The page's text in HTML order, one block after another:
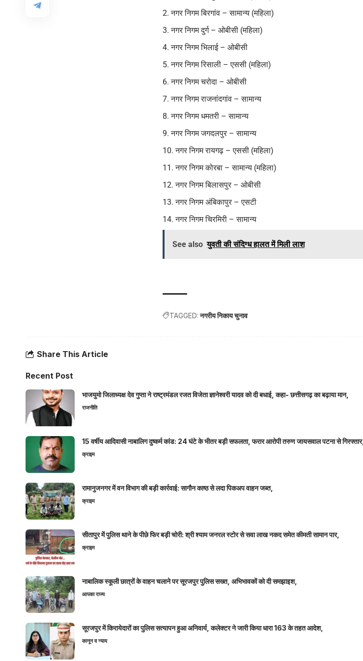
नगर निगम बिरगांव – सामान्य (महिला)
नगर निगम दुर्ग – ओबीसी (महिला)
नगर निगम भिलाई – ओबीसी
नगर निगम रिसाली – एससी (महिला)
नगर निगम चरोदा – ओबीसी
नगर निगम राजनांदगांव – सामान्य
नगर निगम धमतरी – सामान्य
नगर निगम जगदलपुर – सामान्य
नगर निगम रायगढ़ – एससी (महिला)
नगर निगम कोरबा – सामान्य (महिला)
नगर निगम बिलासपुर – ओबीसी
नगर निगम अंबिकापुर – एसटी
नगर निगम चिरमिरी – सामान्य
See also युवती की संदिग्ध हालत में मिली लाश
TAGGED: नगरीय निकाय चुनाव
Share This Article
Recent Post
भाजयुमो जिलाध्यक्ष देव गुप्ता ने राष्ट्रमंडल रजत विजेता ज्ञानेश्वरी यादव को दी बधाई, कहा- छत्तीसगढ़ का बढ़ाया मान,
राजनीति
15 वर्षीय आदिवासी नाबालिग दुष्कर्म कांड: 24 घंटे के भीतर बड़ी सफलता, फरार आरोपी तरुण जायसवाल पटना से गिरफ्तार,
क्राइम
रामानुजनगर में वन विभाग की बड़ी कार्रवाई: सागौन काष्ठ से लदा पिकअप वाहन जब्त,
क्राइम
सीतापुर में पुलिस थाने के पीछे फिर बड़ी चोरी: श्री श्याम जनरल स्टोर से सवा लाख नकद समेत कीमती सामान पार,
क्राइम
नाबालिक स्कूली छात्रों के वाहन चलाने पर सूरजपुर पुलिस सख्त, अभिभावकों को दी समझाइश,
आपका राज्य
सूरजपुर में किरायेदारों का पुलिस सत्यापन हुआ अनिवार्य, कलेक्टर ने जारी किया धारा 163 के तहत आदेश,
कानून व न्याय